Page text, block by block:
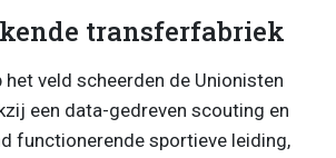
transferfabriek
het veld scheerden de Unionisten
een data-gedreven scouting en
functionerende sportieve leiding,